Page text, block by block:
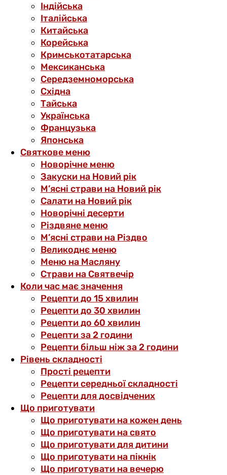
Індійська
Італійська
Китайська
Корейська
Кримськотатарська
Мексиканська
Середземноморська
Східна
Тайська
Українська
Французька
Японська
Святкове меню
Новорічне меню
Закуски на Новий рік
М’ясні страви на Новий рік
Салати на Новий рік
Новорічні десерти
Різдвяне меню
М’ясні страви на Різдво
Великоднє меню
Меню на Масляну
Страви на Святвечір
Коли час має значення
Рецепти до 15 хвилин
Рецепти до 30 хвилин
Рецепти до 60 хвилин
Рецепти за 2 години
Рецепти більш ніж за 2 години
Рівень складності
Прості рецепти
Рецепти середньої складності
Рецепти для досвідчених
Що приготувати
Що приготувати на кожен день
Що приготувати на свято
Що приготувати для дитини
Що приготувати на пікнік
Що приготувати на вечерю